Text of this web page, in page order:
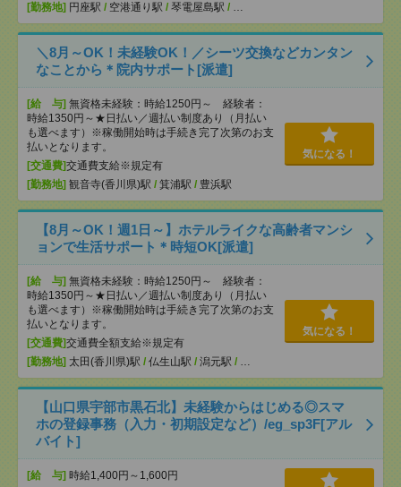
[勤務地] 円座駅 / 空港通り駅 / 琴電屋島駅 / …
＼8月～OK！未経験OK！／シーツ交換などカンタン
なことから＊院内サポート[派遣]
[給 与] 無資格未経験：時給1250円～ 経験者：
時給1350円～★日払い／週払い制度あり（月払い
も選べます）※稼働開始時は手続き完了次第のお支
払いとなります。
[交通費]交通費支給※規定有
[勤務地] 観音寺(香川県)駅 / 箕浦駅 / 豊浜駅
気になる！
【8月～OK！週1日～】ホテルライクな高齢者マンシ
ョンで生活サポート＊時短OK[派遣]
[給 与] 無資格未経験：時給1250円～ 経験者：
時給1350円～★日払い／週払い制度あり（月払い
も選べます）※稼働開始時は手続き完了次第のお支
払いとなります。
[交通費]交通費全額支給※規定有
[勤務地] 太田(香川県)駅 / 仏生山駅 / 潟元駅 / …
気になる！
【山口県宇部市黒石北】未経験からはじめる◎スマ
ホの登録事務（入力・初期設定など）/eg_sp3F[アル
バイト]
[給 与] 時給1,400円～1,600円